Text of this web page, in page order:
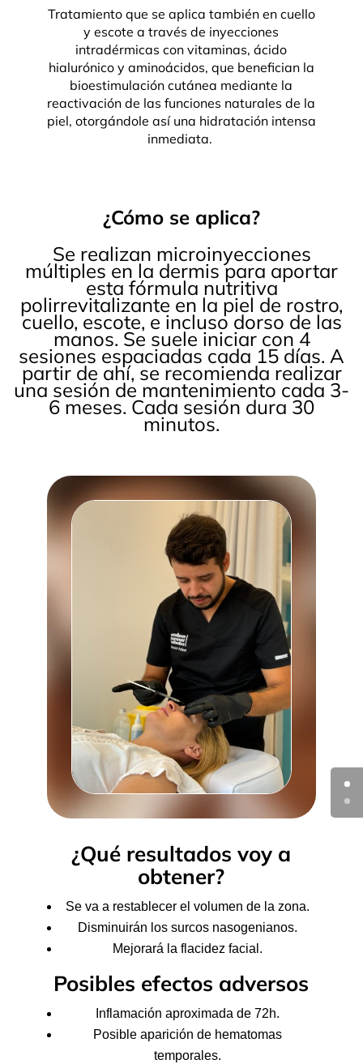
Tratamiento que se aplica también en cuello
y escote a través de inyecciones
intradérmicas con vitaminas, ácido
hialurónico y aminoácidos, que benefician la
bioestimulación cutánea mediante la
reactivación de las funciones naturales de la
piel, otorgándole así una hidratación intensa
inmediata.
¿Cómo se aplica?
Se realizan microinyecciones
múltiples en la dermis para aportar
esta fórmula nutritiva
polirrevitalizante en la piel de rostro,
cuello, escote, e incluso dorso de las
manos. Se suele iniciar con 4
sesiones espaciadas cada 15 días. A
partir de ahí, se recomienda realizar
una sesión de mantenimiento cada 3-
6 meses. Cada sesión dura 30
minutos.
¿Qué resultados voy a
obtener?
Se va a restablecer el volumen de la zona.
Disminuirán los surcos nasogenianos.
Mejorará la flacidez facial.
Posibles efectos adversos
Inflamación aproximada de 72h.
Posible aparición de hematomas
temporales.